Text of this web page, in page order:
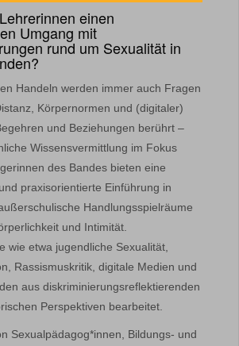
einen
Umgang mit
rund um Sexualität in
Handeln werden immer auch Fragen
Körpernormen und (digitaler)
und Beziehungen berührt –
Wissensvermittlung im Fokus
des Bandes bieten eine
praxisorientierte Einführung in
Handlungsspielräume
und Intimität.
wie etwa jugendliche Sexualität,
Rassismuskritik, digitale Medien und
aus diskriminierungsreflektierenden
Perspektiven bearbeitet.
Sexualpädagog*innen, Bildungs- und